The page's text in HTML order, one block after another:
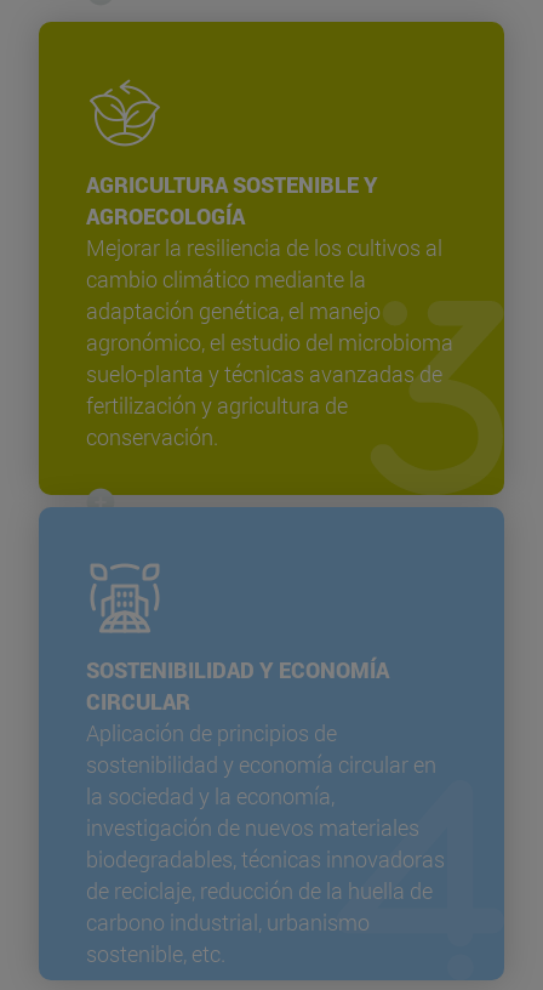
AGRICULTURA SOSTENIBLE Y
AGROECOLOGÍA
Mejorar la resiliencia de los cultivos al
cambio climático mediante la
adaptación genética, el manejo
agronómico, el estudio del microbioma
suelo-planta y técnicas avanzadas de
fertilización y agricultura de
conservación.
SOSTENIBILIDAD Y ECONOMÍA
CIRCULAR
Aplicación de principios de
sostenibilidad y economía circular en
la sociedad y la economía,
investigación de nuevos materiales
biodegradables, técnicas innovadoras
de reciclaje, reducción de la huella de
carbono industrial, urbanismo
sostenible, etc.